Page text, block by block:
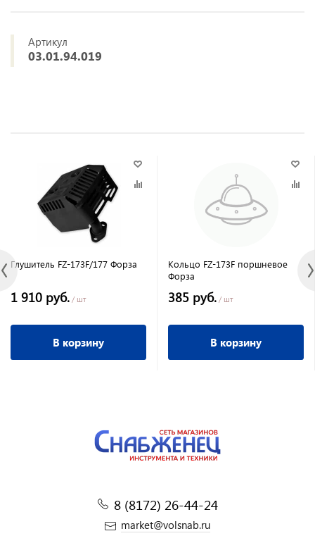
Артикул
03.01.94.019
Глушитель FZ-173F/177 Форза
1 910 руб. / шт
В корзину
Кольцо FZ-173F поршневое
Форза
385 руб. / шт
В корзину
8 (8172) 26-44-24
market@volsnab.ru